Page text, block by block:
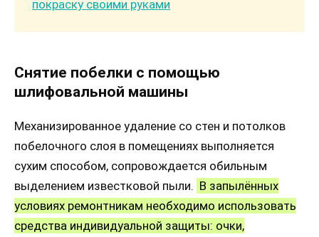
покраску своими руками
Снятие побелки с помощью
шлифовальной машины
Механизированное удаление со стен и потолков
побелочного слоя в помещениях выполняется
сухим способом, сопровождается обильным
выделением известковой пыли. В запылённых
условиях ремонтникам необходимо использовать
средства индивидуальной защиты: очки,